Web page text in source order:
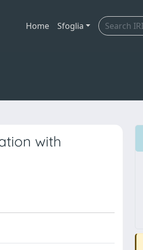
Home Sfoglia
with